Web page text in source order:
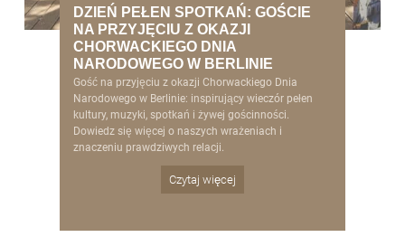
DZIEŃ PEŁEN SPOTKAŃ: GOŚCIE
NA PRZYJĘCIU Z OKAZJI
CHORWACKIEGO DNIA
NARODOWEGO W BERLINIE
Gość na przyjęciu z okazji Chorwackiego Dnia
Narodowego w Berlinie: inspirujący wieczór pełen
kultury, muzyki, spotkań i żywej gościnności.
Dowiedz się więcej o naszych wrażeniach i
znaczeniu prawdziwych relacji.
Czytaj więcej